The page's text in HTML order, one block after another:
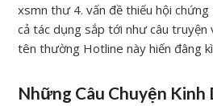
xsmn thư 4. vấn đề thiếu hội
cả tác dụng sắp tới như câu truyện
tên thường Hotline này hiến đâng
Những Câu Chuyện Kinh